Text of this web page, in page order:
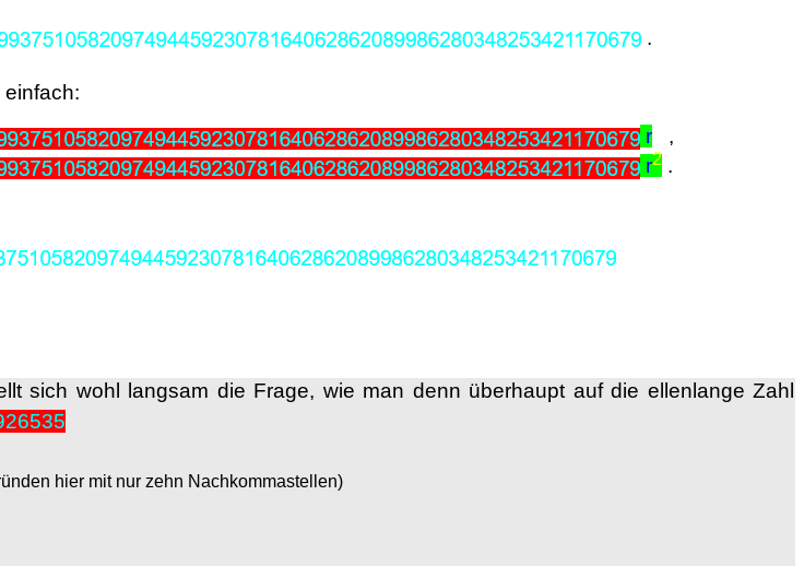
.
r ,
r2 .
sich wohl langsam die Frage, wie man denn überhaupt auf die ellenlange Zahl
hier mit nur zehn Nachkommastellen)